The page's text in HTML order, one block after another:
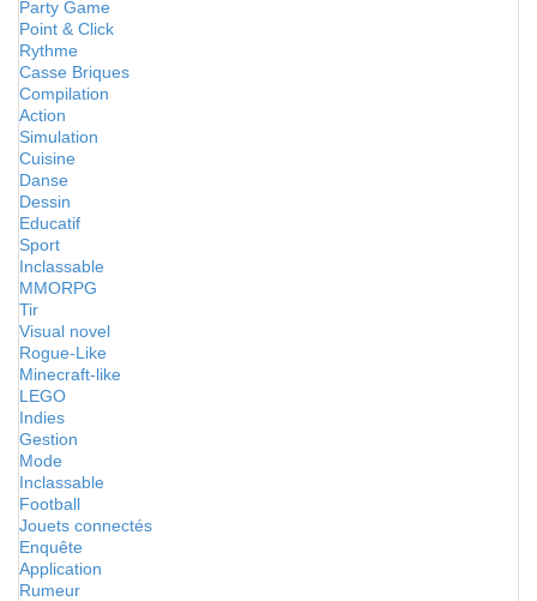
Party Game
Point & Click
Rythme
Casse Briques
Compilation
Action
Simulation
Cuisine
Danse
Dessin
Educatif
Sport
Inclassable
MMORPG
Tir
Visual novel
Rogue-Like
Minecraft-like
LEGO
Indies
Gestion
Mode
Inclassable
Football
Jouets connectés
Enquête
Application
Rumeur